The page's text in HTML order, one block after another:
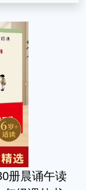
册晨诵午读